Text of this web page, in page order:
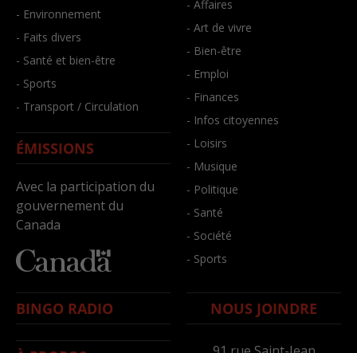
- Environnement
- Faits divers
- Santé et bien-être
- Sports
- Transport / Circulation
ÉMISSIONS
Avec la participation du
gouvernement du
Canada
- Affaires
- Art de vivre
- Bien-être
- Emploi
- Finances
- Infos citoyennes
- Loisirs
- Musique
- Politique
- Santé
- Société
- Sports
BINGO RADIO NOUS JOINDRE